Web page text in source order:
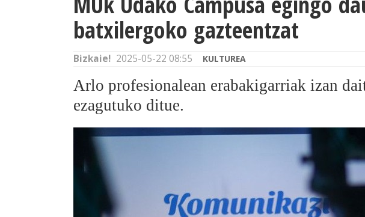
batxilergoko gazteentzat
Bizkaie! 2025-05-22 08:55 KULTUREA
Arlo profesionalean erabakigarriak izan
ezagutuko ditue.